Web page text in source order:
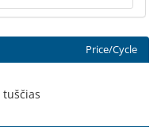
Price/Cycle
tuščias